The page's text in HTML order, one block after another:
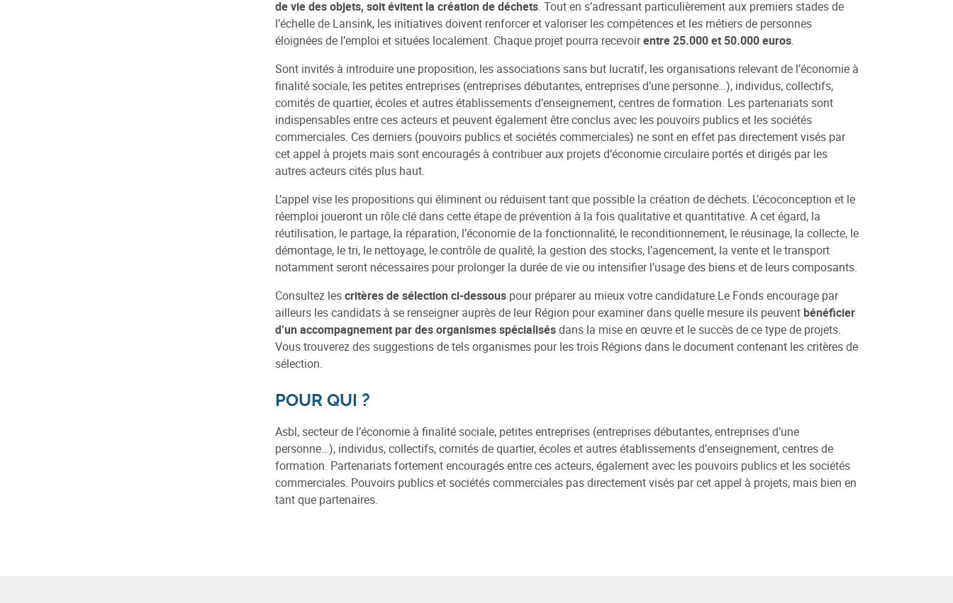
de vie des objets, soit évitent la création de déchets. Tout en s’adressant particulièrement aux premiers stades de
l’échelle de Lansink, les initiatives doivent renforcer et valoriser les compétences et les métiers de personnes
éloignées de l’emploi et situées localement. Chaque projet pourra recevoirentre 25.000 et 50.000 euros.
Sont invités à introduire une proposition, les associations sans but lucratif, les organisations relevant de l’économie à
finalité sociale, les petites entreprises (entreprises débutantes, entreprises d’une personne…), individus, collectifs,
comités de quartier, écoles et autres établissements d’enseignement, centres de formation. Les partenariats sont
indispensables entre ces acteurs et peuvent également être conclus avec les pouvoirs publics et les sociétés
commerciales. Ces derniers (pouvoirs publics et sociétés commerciales) ne sont en effet pas directement visés par
cet appel à projets mais sont encouragés à contribuer aux projets d’économie circulaire portés et dirigés par les
autres acteurs cités plus haut.
L’appel vise les propositions qui éliminent ou réduisent tant que possible la création de déchets. L’écoconception et le
réemploi joueront un rôle clé dans cette étape de prévention à la fois qualitative et quantitative. A cet égard, la
réutilisation, le partage, la réparation, l’économie de la fonctionnalité, le reconditionnement, le réusinage, la collecte, le
démontage, le tri, le nettoyage, le contrôle de qualité, la gestion des stocks, l’agencement, la vente et le transport
notamment seront nécessaires pour prolonger la durée de vie ou intensifier l’usage des biens et de leurs composants.
Consultez lescritères de sélection ci-dessous pour préparer au mieux votre candidature.Le Fonds encourage par
ailleurs les candidats à se renseigner auprès de leur Région pour examiner dans quelle mesure ils peuvent bénéficier
d’un accompagnement par des organismes spécialisésdans la mise en œuvre et le succès de ce type de projets.
Vous trouverez des suggestions de tels organismes pour les trois Régions dans le document contenant les critères de
sélection.
POUR QUI ?
Asbl, secteur de l’économie à finalité sociale, petites entreprises (entreprises débutantes, entreprises d’une
personne…), individus, collectifs, comités de quartier, écoles et autres établissements d’enseignement, centres de
formation. Partenariats fortement encouragés entre ces acteurs, également avec les pouvoirs publics et les sociétés
commerciales. Pouvoirs publics et sociétés commerciales pas directement visés par cet appel à projets, mais bien en
tant que partenaires.